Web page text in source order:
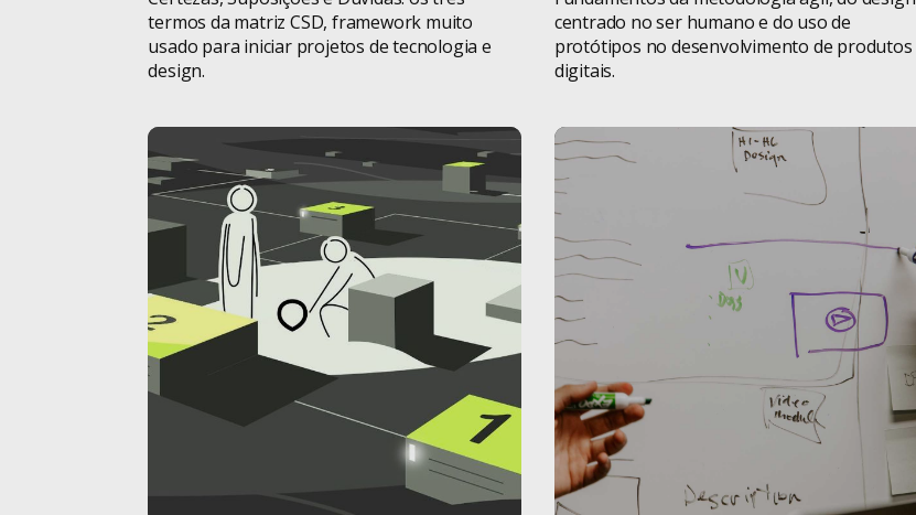
Tecnologia
Weleto
termos da matriz CSD, framework muito
usado para iniciar projetos de tecnologia e
design.
centrado no ser humano e do uso de
protótipos no desenvolvimento de produtos
digitais.